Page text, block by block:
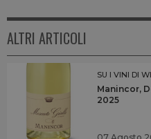
ALTRI ARTICOLI
SU I VINI DI
Manincor,
2025